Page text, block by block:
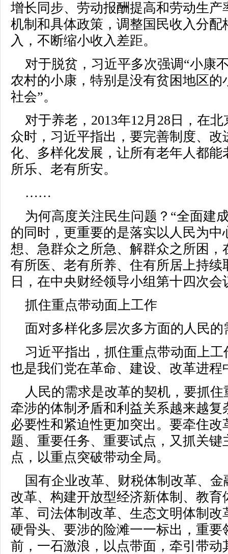
增长同步、劳动报酬提高和劳动生
机制和具体政策，调整国民收入分
入，不断缩小收入差距。
对于脱贫，习近平多次强调“小康
农村的小康，特别是没有贫困地区
社会”。
对于养老，2013年12月28日，在
众时，习近平指出，要完善制度、
化、多样化发展，让所有老年人都
所乐、老有所安。
……
为何高度关注民生问题？“全面建
的同时，更重要的是落实以人民为
想、急群众之所急、解群众之所困
有所医、老有所养、住有所居上持续
日，在中央财经领导小组第十四次
抓住重点带动面上工作
面对多样化多层次多方面的人民
习近平指出，抓住重点带动面上
也是我们党在革命、建设、改革进
人民的需求是改革的契机，要抓
牵涉的体制矛盾和利益关系越来越
必要性和紧迫性更加突出。要牵住改
题、重要任务、重要试点，又抓关
点，以重点突破带动全局。
国有企业改革、财税体制改革、
改革、构建开放型经济新体制、教
革、司法体制改革、生态文明体制
硬骨头、要涉的险滩一一标出，重
前，一石激浪，以点带面，牵引带动